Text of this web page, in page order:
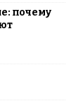
почему